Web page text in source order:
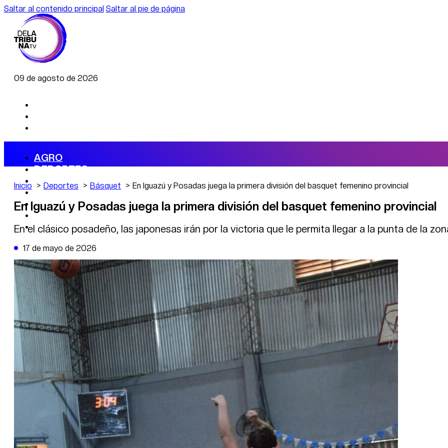
Saltar al contenido principal Saltar al pie de página
09 de agosto de 2026
AGRO
DEPORTES
ECONOMÍA
POLÍTICA
CAMBIO CLIMÁTICO
DATA FIRME
DE LA TRIBUNA TV
Inicio Deportes Básquet En Iguazú y Posadas juega la primera división del basquet femenino provincial
En Iguazú y Posadas juega la primera división del basquet femenino provincial
En el clásico posadeño, las japonesas irán por la victoria que le permita llegar a la punta de la
17 de mayo de 2026